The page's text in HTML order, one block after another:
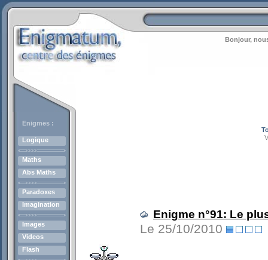
Bonjour,
Enigmes :
Logique
Maths
Abs Maths
Paradoxes
Imagination
Images
Videos
Flash
Enigme n°91: Le
Le 25/10/2010